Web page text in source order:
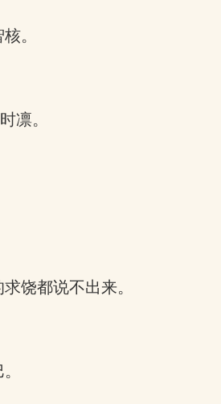
。
凛。
饶都说不出来。